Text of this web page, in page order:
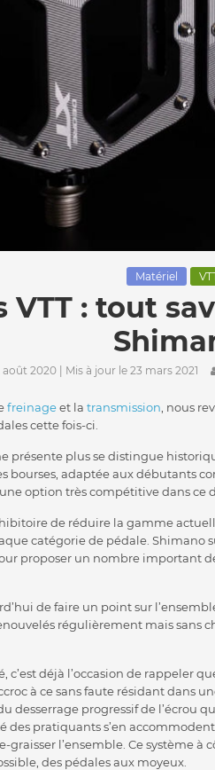
Matériel
VTT : tout
août 2020| Mis à jour le 23 mars 2021
freinageet la transmission , nous
cette fois-ci.
présente plus se distingue
bourses, adaptée aux débutants
option très compétitive dans ce
de réduire la gamme
catégorie de pédale. Shimano
proposer un nombre important
de faire un point sur
régulièrement mais sans
c’est déjà l’occasion de rappeler
à ce sans faute résidant dans
desserrage progressif de l’écrou
des pratiquants s’en
graisser l’ensemble. Ce système
des pédales aux moyeux.